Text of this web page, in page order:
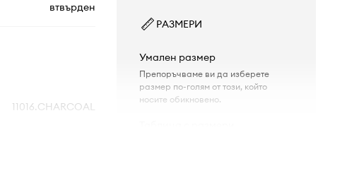
втвърден
11016.CHARCOAL
РАЗМЕРИ
Умален размер
Препоръчваме ви да изберете
размер по-голям от този, който
носите обикновено.